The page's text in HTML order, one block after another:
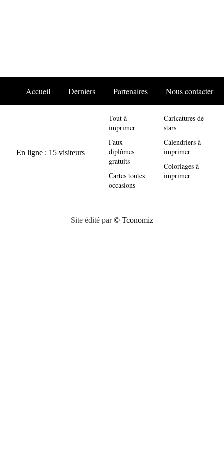
Accueil Derniers Partenaires Nous contacter
Tout à
imprimer
Faux
diplômes
gratuits
Cartes toutes
occasions
Caricatures de
stars
Calendriers à
imprimer
Coloriages à
imprimer
Site édité par© Tconomiz